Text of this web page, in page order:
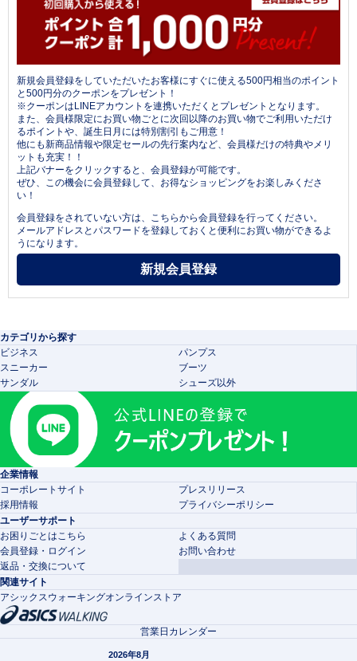
新規会員登録をしていただいたお客様にすぐに使える500円相当のポイント
と500円分のクーポンをプレゼント！
※クーポンはLINEアカウントを連携いただくとプレゼントとなります。
また、会員様限定にお買い物ごとに次回以降のお買い物でご利用いただけ
るポイントや、誕生日月には特別割引もご用意！
他にも新商品情報や限定セールの先行案内など、会員様だけの特典やメリ
ットも充実！！
上記バナーをクリックすると、会員登録が可能です。
ぜひ、この機会に会員登録して、お得なショッピングをお楽しみくださ
い！
会員登録をされていない方は、こちらから会員登録を行ってください。
メールアドレスとパスワードを登録しておくと便利にお買い物ができるよ
うになります。
カテゴリから探す
ビジネス
パンプス
スニーカー
ブーツ
サンダル
シューズ以外
企業情報
コーポレートサイト
プレスリリース
採用情報
プライバシーポリシー
ユーザーサポート
お困りごとはこちら
よくある質問
会員登録・ログイン
お問い合わせ
返品・交換について
関連サイト
アシックスウォーキングオンラインストア
営業日カレンダー
2026年8月